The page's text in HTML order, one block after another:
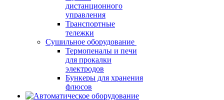
дистанционного
управления
Транспортные
тележки
Сушильное оборудование
Термопеналы и печи
для прокалки
электродов
Бункеры для хранения
флюсов